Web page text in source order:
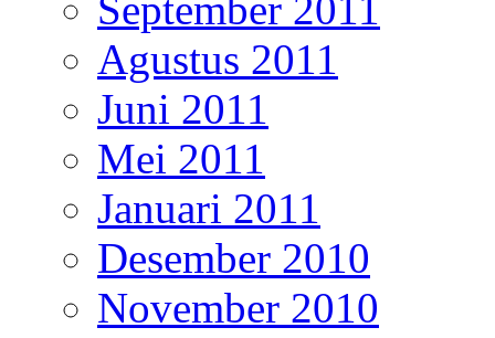
Agustus 2011
Juni 2011
Mei 2011
Januari 2011
Desember 2010
November 2010